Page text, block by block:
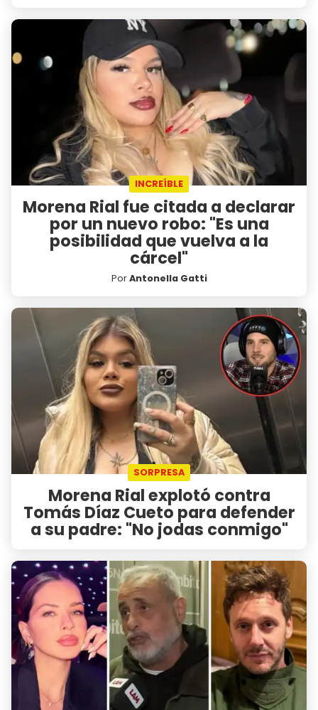
INCREÍBLE
Morena Rial fue citada a declarar
por un nuevo robo: "Es una
posibilidad que vuelva a la
cárcel"
PorAntonella Gatti
SORPRESA
Morena Rial explotó contra
Tomás Díaz Cueto para defender
a su padre: "No jodas conmigo"